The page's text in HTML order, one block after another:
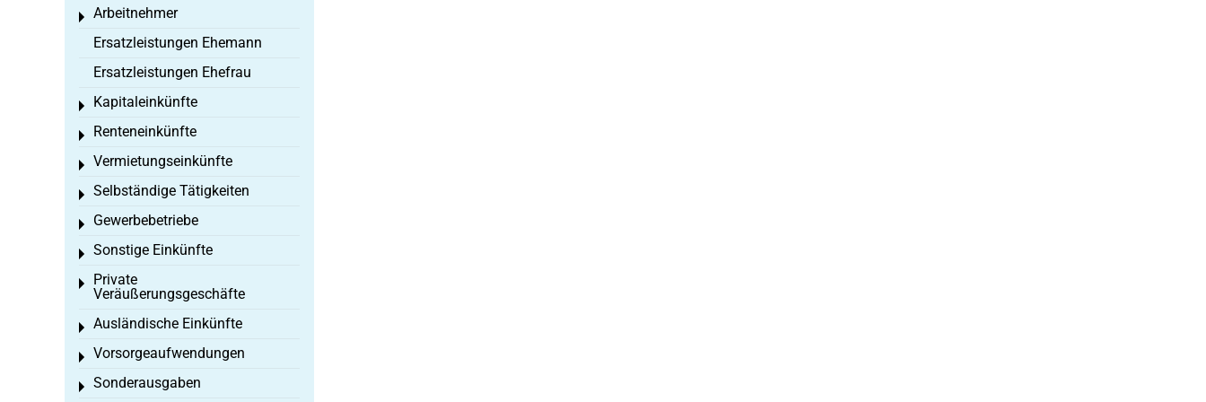
Arbeitnehmer
Toggle menu
Ersatzleistungen Ehemann
Ersatzleistungen Ehefrau
Kapitaleinkünfte
Toggle menu
Renteneinkünfte
Toggle menu
Vermietungseinkünfte
Toggle menu
Selbständige Tätigkeiten
Toggle menu
Gewerbebetriebe
Toggle menu
Sonstige Einkünfte
Toggle menu
Private
Veräußerungsgeschäfte
Toggle menu
Ausländische Einkünfte
Toggle menu
Vorsorgeaufwendungen
Toggle menu
Sonderausgaben
Toggle menu